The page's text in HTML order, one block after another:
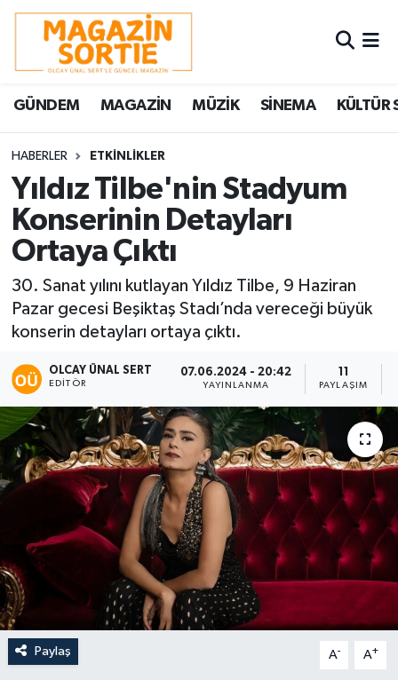
GÜNDEM MAGAZİN MÜZİK SİNEMA KÜLTÜR
HABERLER ETKİNLİKLER
Yıldız Tilbe'nin Stadyum
Konserinin Detayları
Ortaya Çıktı
30. Sanat yılını kutlayan Yıldız Tilbe, 9 Haziran
Pazar gecesi Beşiktaş Stadı’nda vereceği büyük
konserin detayları ortaya çıktı.
OLCAY ÜNAL SERT
EDITÖR
07.06.2024 - 20:42
YAYINLANMA PAYLAŞIM
Paylaş A- A+
Nöbetçi Eczaneler
Hava Durumu
Trafik Durumu
Süper Lig Puan Durumu ve Fikstür
Tüm Manşetler
Son Dakika Haberleri
Haber Arşivi